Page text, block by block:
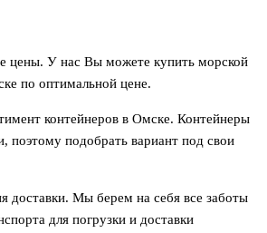
цены. У нас Вы можете купить морской
по оптимальной цене.
контейнеров в Омске. Контейнеры
поэтому подобрать вариант под свои
доставки. Мы берем на себя все заботы
для погрузки и доставки